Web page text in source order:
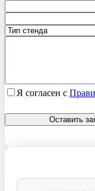
Я согласен с
Оставить